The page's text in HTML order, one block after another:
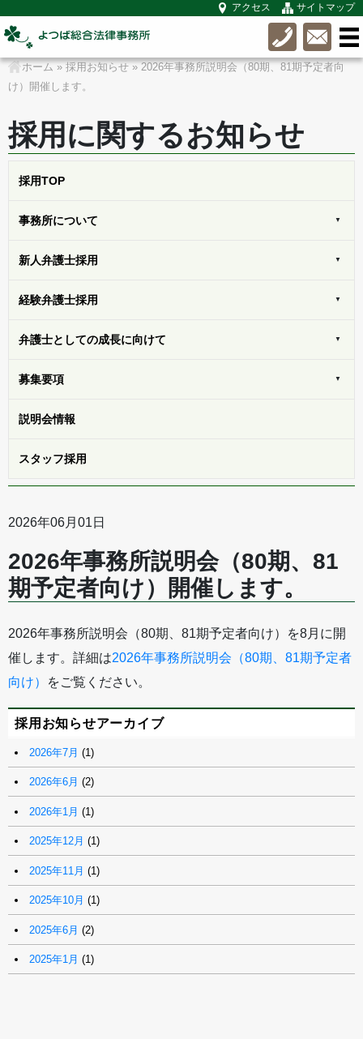
アクセス サイトマップ
ホーム » 採用お知らせ» 2026年事務所説明会（80期、81期予定者向
け）開催します。
採用に関するお知らせ
採用TOP
事務所について
新人弁護士採用
経験弁護士採用
弁護士としての成長に向けて
募集要項
説明会情報
スタッフ採用
2026年06月01日
2026年事務所説明会（80期、81
期予定者向け）開催します。
2026年事務所説明会（80期、81期予定者向け）を8月に開
催します。詳細は2026年事務所説明会（80期、81期予定者
向け）
をご覧ください。
採用お知らせアーカイブ
2026年7月 (1)
2026年6月 (2)
2026年1月 (1)
2025年12月 (1)
2025年11月 (1)
2025年10月 (1)
2025年6月 (2)
2025年1月 (1)